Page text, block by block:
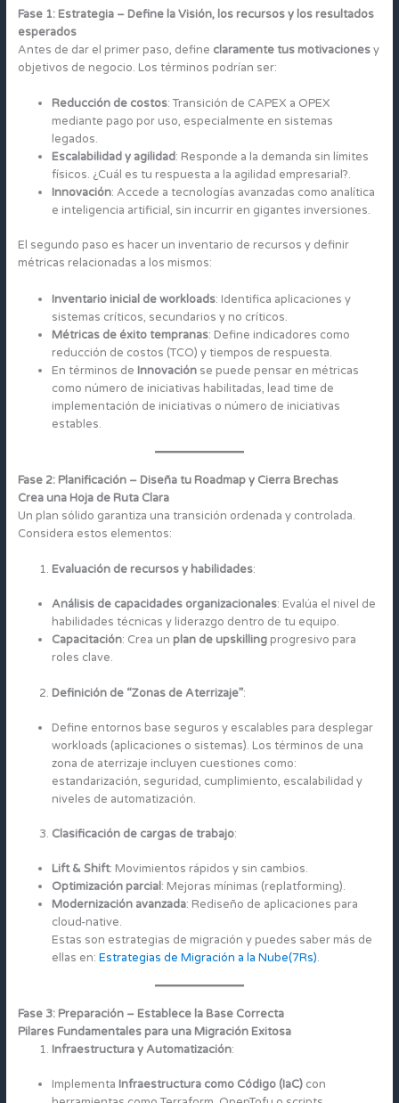
Fase 1: Estrategia – Define la Visión, los recursos y los resultados
esperados
Antes de dar el primer paso, define claramente tus motivacionesy
objetivos de negocio. Los términos podrían ser:
Reducción de costos: Transición de CAPEX a OPEX
mediante pago por uso, especialmente en sistemas
legados.
Escalabilidad y agilidad: Responde a la demanda sin límites
físicos. ¿Cuál es tu respuesta a la agilidad empresarial?.
Innovación: Accede a tecnologías avanzadas como analítica
e inteligencia artificial, sin incurrir en gigantes inversiones.
El segundo paso es hacer un inventario de recursos y definir
métricas relacionadas a los mismos:
Inventario inicial de workloads: Identifica aplicaciones y
sistemas críticos, secundarios y no críticos.
Métricas de éxito tempranas: Define indicadores como
reducción de costos (TCO) y tiempos de respuesta.
En términos de Innovaciónse puede pensar en métricas
como número de iniciativas habilitadas, lead time de
implementación de iniciativas o número de iniciativas
estables.
Fase 2: Planificación – Diseña tu Roadmap y Cierra Brechas
Crea una Hoja de Ruta Clara
Un plan sólido garantiza una transición ordenada y controlada.
Considera estos elementos:
Evaluación de recursos y habilidades:
Análisis de capacidades organizacionales: Evalúa el nivel de
habilidades técnicas y liderazgo dentro de tu equipo.
Capacitación: Crea un plan de upskillingprogresivo para
roles clave.
Definición de “Zonas de Aterrizaje”:
Define entornos base seguros y escalables para desplegar
workloads (aplicaciones o sistemas). Los términos de una
zona de aterrizaje incluyen cuestiones como:
estandarización, seguridad, cumplimiento, escalabilidad y
niveles de automatización.
Clasificación de cargas de trabajo:
Lift & Shift: Movimientos rápidos y sin cambios.
Optimización parcial: Mejoras mínimas (replatforming).
Modernización avanzada: Rediseño de aplicaciones para
cloud-native.
Estas son estrategias de migración y puedes saber más de
ellas en: Estrategias de Migración a la Nube(7Rs).
Fase 3: Preparación – Establece la Base Correcta
Pilares Fundamentales para una Migración Exitosa
Infraestructura y Automatización:
Implementa Infraestructura como Código (IaC)con